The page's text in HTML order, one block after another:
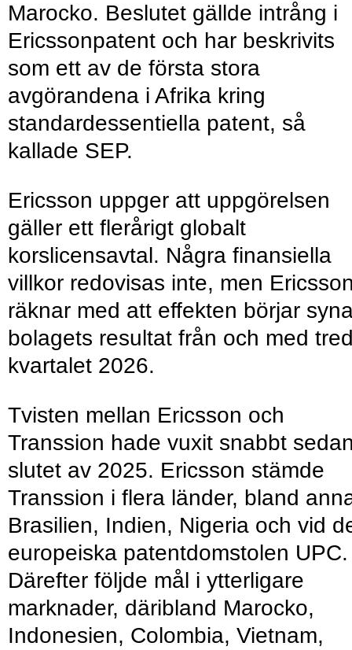
Marocko. Beslutet gällde intrång i
Ericssonpatent och har beskrivits
som ett av de första stora
avgörandena i Afrika kring
standardessentiella patent, så
kallade SEP.
Ericsson uppger att uppgörelsen
gäller ett flerårigt globalt
korslicensavtal. Några finansiella
villkor redovisas inte, men
räknar med att effekten börjar
bolagets resultat från och med
kvartalet 2026.
Tvisten mellan Ericsson och
Transsion hade vuxit snabbt
slutet av 2025. Ericsson stämde
Transsion i flera länder, bland
Brasilien, Indien, Nigeria och vid
europeiska patentdomstolen UPC.
Därefter följde mål i ytterligare
marknader, däribland Marocko,
Indonesien, Colombia, Vietnam,